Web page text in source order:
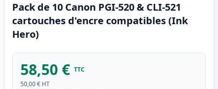
Pack de 10 Canon PGI-520 & CLI-521
cartouches d'encre compatibles (Ink
Hero)
58,50 € TTC
50,00 € HT